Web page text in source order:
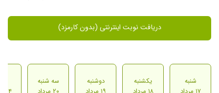
دریافت نوبت اینترنتی (بدون کارمزد)
شنبه
یکشنبه
دوشنبه
سه شنبه